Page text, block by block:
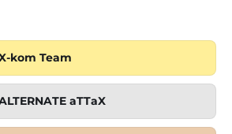
kom Team
aTTaX